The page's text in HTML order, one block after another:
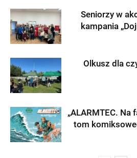
Seniorzy w
kampania
Olkusz dla
„ALARMTEC.
tom